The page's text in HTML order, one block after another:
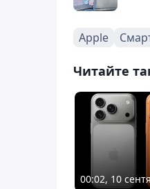
Apple
Читайте
00:02, 10